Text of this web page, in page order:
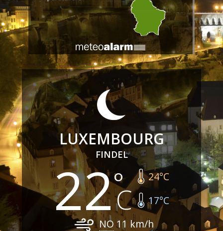
LUXEMBOURG
FINDEL
22 24°C
17°C
NO 11 km/h